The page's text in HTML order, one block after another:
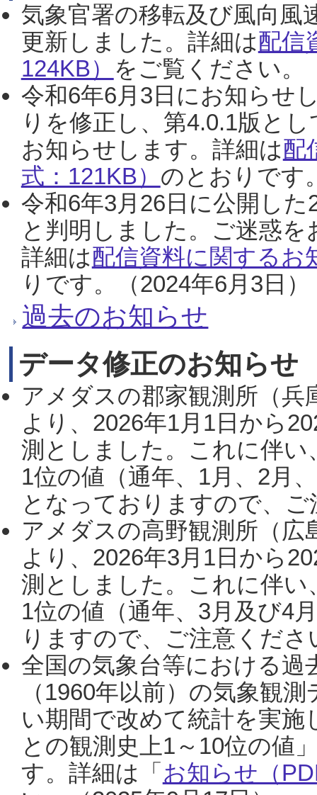
気象官署の移転及び風向風
更新しました。詳細は配信
124KB） をご覧ください。
令和6年6月3日にお知らせ
りを修正し、第4.0.1版と
お知らせします。詳細は配
式：121KB） のとおりです
令和6年3月26日に公開し
と判明しました。ご迷惑
詳細は配信資料に関するお
りです。（2024年6月3日）
過去のお知らせ
データ修正のお知らせ
アメダスの郡家観測所（
より、2026年1月1日から
測としました。これに伴い
1位の値（通年、1月、2月
となっておりますので、
アメダスの高野観測所（
より、2026年3月1日から
測としました。これに伴い
1位の値（通年、3月及び4
りますので、ご注意くだ
全国の気象台等における過
（1960年以前）の気象観
い期間で改めて統計を実
との観測史上1～10位の値
す。詳細は「 お知らせ（